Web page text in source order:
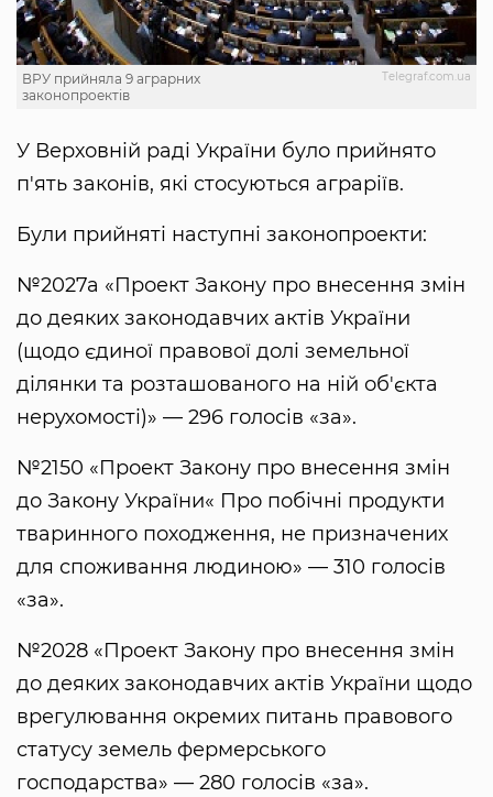
Тelegraf.com.ua
ВРУ прийняла 9 аграрних
законопроектів
У Верховній раді України було прийнято
п'ять законів, які стосуються аграріїв.
Були прийняті наступні законопроекти:
№2027а «Проект Закону про внесення змін
до деяких законодавчих актів України
(щодо єдиної правової долі земельної
ділянки та розташованого на ній об'єкта
нерухомості)» — 296 голосів «за».
№2150 «Проект Закону про внесення змін
до Закону України« Про побічні продукти
тваринного походження, не призначених
для споживання людиною» — 310 голосів
«за».
№2028 «Проект Закону про внесення змін
до деяких законодавчих актів України щодо
врегулювання окремих питань правового
статусу земель фермерського
господарства» — 280 голосів «за».